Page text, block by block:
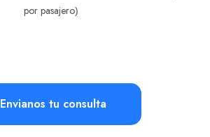
por pasajero)
Envianos tu consulta